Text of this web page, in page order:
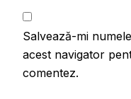
Salvează-mi
acest navigator
comentez.